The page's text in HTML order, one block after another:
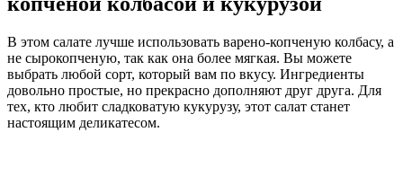
В этом салате лучше использовать варено-копченую колбасу, а
не сырокопченую, так как она более мягкая. Вы можете
выбрать любой сорт, который вам по вкусу. Ингредиенты
довольно простые, но прекрасно дополняют друг друга. Для
тех, кто любит сладковатую кукурузу, этот салат станет
настоящим деликатесом.